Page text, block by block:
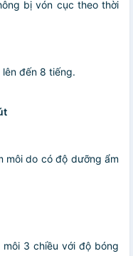
bị vón cục theo thời
đến 8 tiếng.
môi do có độ dưỡng ẩm
3 chiều với độ bóng